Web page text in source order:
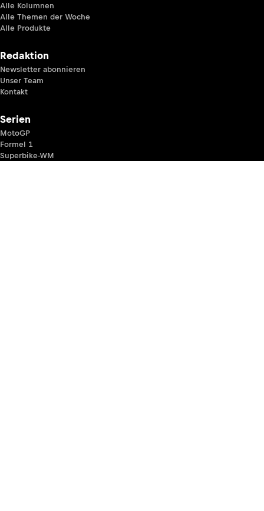
Alle Kolumnen
Alle Themen der Woche
Alle Produkte
Redaktion
Newsletter abonnieren
Unser Team
Kontakt
Serien
MotoGP
Formel 1
Superbike-WM